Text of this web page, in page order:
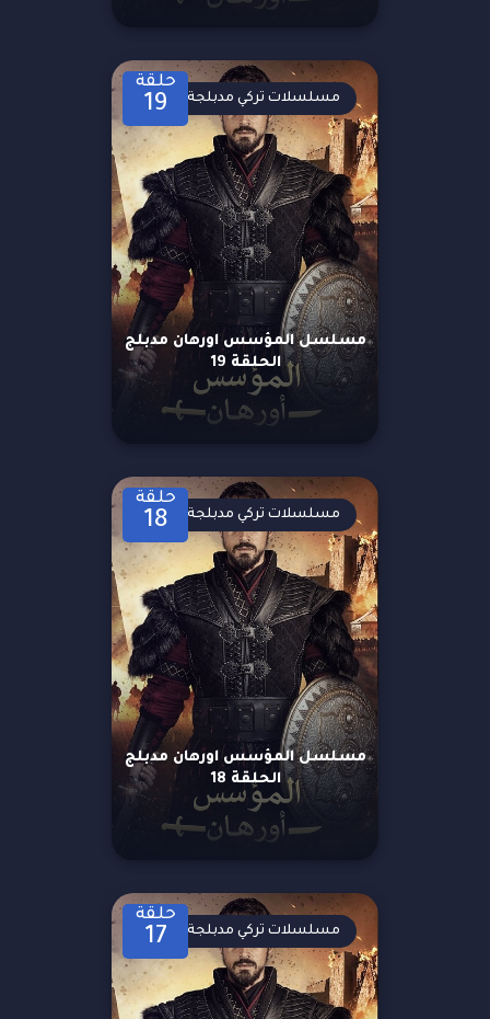
حلقة
19
مسلسل المؤسس اورهان مدبلج
الحلقة 19
مسلسلات تركي مدبلجة
حلقة
18
مسلسل المؤسس اورهان مدبلج
الحلقة 18
مسلسلات تركي مدبلجة
حلقة
17 مسلسلات تركي مدبلجة